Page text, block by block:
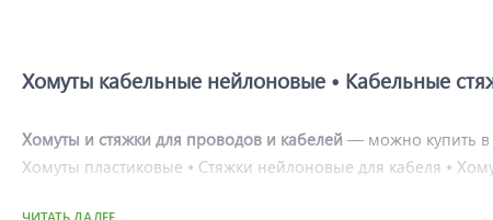
Хомуты кабельные нейлоновые • Кабельные
Хомуты и стяжки для проводов и кабелей — можно купить в
Хомуты пластиковые • Стяжки нейлоновые для кабеля •